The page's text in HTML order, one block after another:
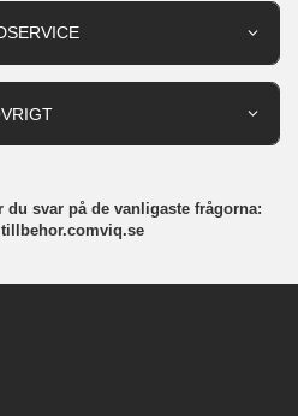
svar på de vanligaste frågorna: